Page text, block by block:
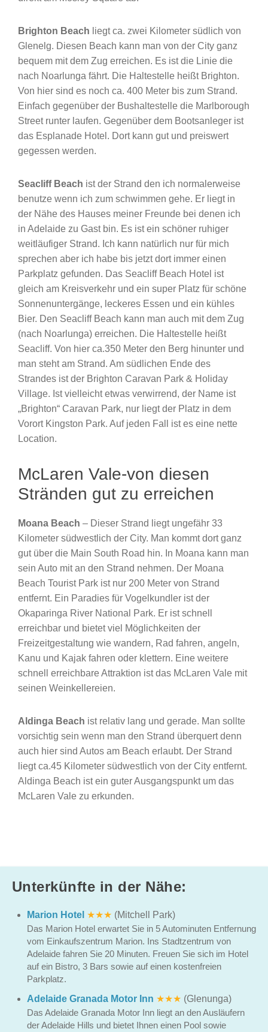
Brighton Beach liegt ca. zwei Kilometer südlich von
Glenelg. Diesen Beach kann man von der City ganz
bequem mit dem Zug erreichen. Es ist die Linie die
nach Noarlunga fährt. Die Haltestelle heißt Brighton.
Von hier sind es noch ca. 400 Meter bis zum Strand.
Einfach gegenüber der Bushaltestelle die Marlborough
Street runter laufen. Gegenüber dem Bootsanleger ist
das Esplanade Hotel. Dort kann gut und preiswert
gegessen werden.
Seacliff Beach ist der Strand den ich normalerweise
benutze wenn ich zum schwimmen gehe. Er liegt in
der Nähe des Hauses meiner Freunde bei denen ich
in Adelaide zu Gast bin. Es ist ein schöner ruhiger
weitläufiger Strand. Ich kann natürlich nur für mich
sprechen aber ich habe bis jetzt dort immer einen
Parkplatz gefunden. Das Seacliff Beach Hotel ist
gleich am Kreisverkehr und ein super Platz für schöne
Sonnenuntergänge, leckeres Essen und ein kühles
Bier. Den Seacliff Beach kann man auch mit dem Zug
(nach Noarlunga) erreichen. Die Haltestelle heißt
Seacliff. Von hier ca.350 Meter den Berg hinunter und
man steht am Strand. Am südlichen Ende des
Strandes ist der Brighton Caravan Park & Holiday
Village. Ist vielleicht etwas verwirrend, der Name ist
„Brighton“ Caravan Park, nur liegt der Platz in dem
Vorort Kingston Park. Auf jeden Fall ist es eine nette
Location.
McLaren Vale-von diesen
Stränden gut zu erreichen
Moana Beach – Dieser Strand liegt ungefähr 33
Kilometer südwestlich der City. Man kommt dort ganz
gut über die Main South Road hin. In Moana kann man
sein Auto mit an den Strand nehmen. Der Moana
Beach Tourist Park ist nur 200 Meter von Strand
entfernt. Ein Paradies für Vogelkundler ist der
Okaparinga River National Park. Er ist schnell
erreichbar und bietet viel Möglichkeiten der
Freizeitgestaltung wie wandern, Rad fahren, angeln,
Kanu und Kajak fahren oder klettern. Eine weitere
schnell erreichbare Attraktion ist das McLaren Vale mit
seinen Weinkellereien.
Aldinga Beach ist relativ lang und gerade. Man sollte
vorsichtig sein wenn man den Strand überquert denn
auch hier sind Autos am Beach erlaubt. Der Strand
liegt ca.45 Kilometer südwestlich von der City entfernt.
Aldinga Beach ist ein guter Ausgangspunkt um das
McLaren Vale zu erkunden.
Unterkünfte in der Nähe:
Marion Hotel ★★★ (Mitchell Park)
Das Marion Hotel erwartet Sie in 5 Autominuten Entfernung
vom Einkaufszentrum Marion. Ins Stadtzentrum von
Adelaide fahren Sie 20 Minuten. Freuen Sie sich im Hotel
auf ein Bistro, 3 Bars sowie auf einen kostenfreien
Parkplatz.
Adelaide Granada Motor Inn ★★★ (Glenunga)
Das Adelaide Granada Motor Inn liegt an den Ausläufern
der Adelaide Hills und bietet Ihnen einen Pool sowie